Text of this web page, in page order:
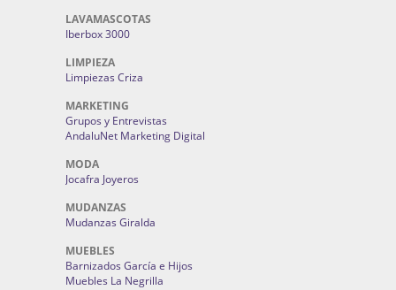
LAVAMASCOTAS
Iberbox 3000
LIMPIEZA
Limpiezas Criza
MARKETING
Grupos y Entrevistas
AndaluNet Marketing Digital
MODA
Jocafra Joyeros
MUDANZAS
Mudanzas Giralda
MUEBLES
Barnizados García e Hijos
Muebles La Negrilla